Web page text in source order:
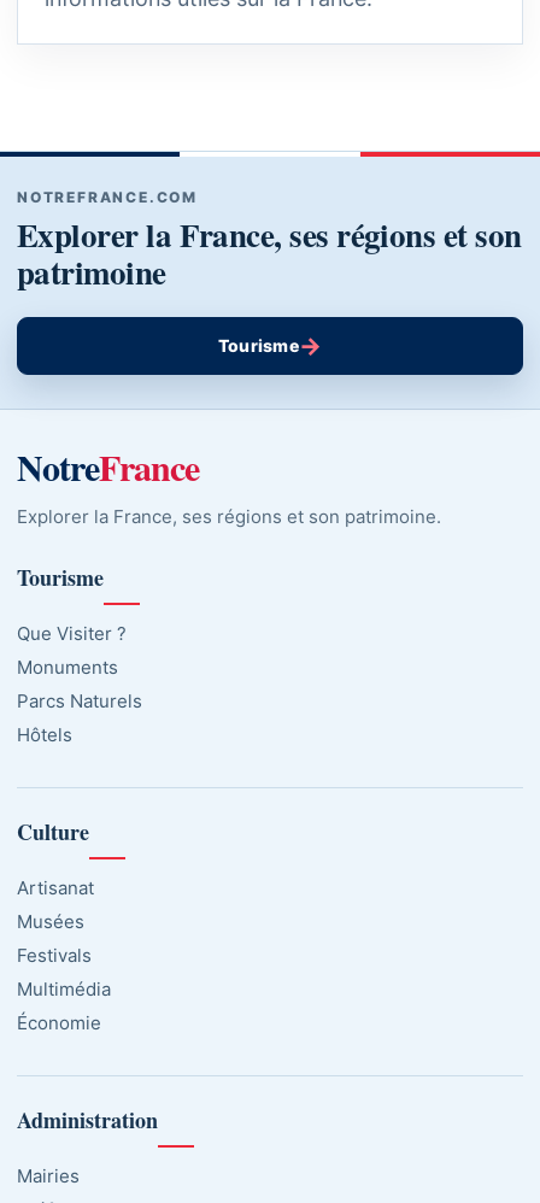
NOTREFRANCE.COM
Explorer la France, ses régions et son
patrimoine
Tourisme→
NotreFrance
Explorer la France, ses régions et son patrimoine.
Tourisme
Que Visiter ?
Monuments
Parcs Naturels
Hôtels
Culture
Artisanat
Musées
Festivals
Multimédia
Économie
Administration
Mairies